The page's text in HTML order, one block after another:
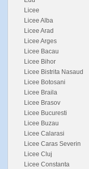
Licee
Licee Alba
Licee Arad
Licee Arges
Licee Bacau
Licee Bihor
Licee Bistrita Nasaud
Licee Botosani
Licee Braila
Licee Brasov
Licee Bucuresti
Licee Buzau
Licee Calarasi
Licee Caras Severin
Licee Cluj
Licee Constanta